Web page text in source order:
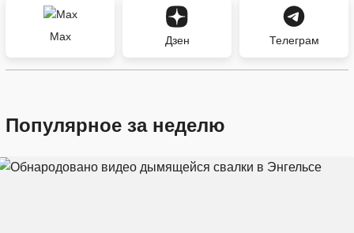
Max Дзен Телеграм
Популярное за неделю